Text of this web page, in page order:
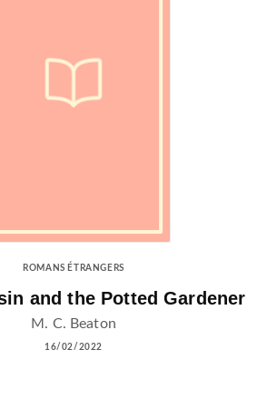
ROMANS ÉTRANGERS
and the Potted Gardener
M. C. Beaton
16/02/2022